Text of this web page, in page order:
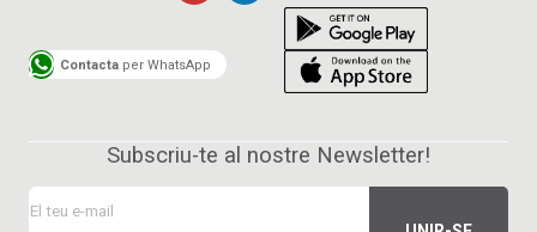
Contacta per WhatsApp
Subscriu-te al nostre Newsletter!